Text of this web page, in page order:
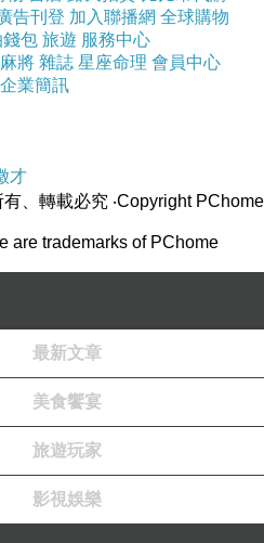
告刊登 加入聯播網 全球購物
錢包 旅遊 服務中心
將 雜誌 星座命理 會員中心
企業簡訊
才
有、轉載必究 ‧Copyright PChome
are trademarks of PChome
最新文章
美食饗宴
旅遊玩家
影視娛樂